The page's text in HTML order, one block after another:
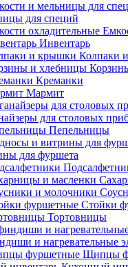
для специй
Инвентарь
Колпаки
Креманки
Мармит
для столовых
Пепельницы
для фуршета
Стойки
Тортовницы
и нагревательные
Щипцы